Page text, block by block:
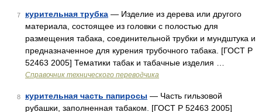
7 курительная трубка — Изделие из дерева или другого
материала, состоящее из головки с полостью для
размещения табака, соединительной трубки и мундштука и
предназначенное для курения трубочного табака. [ГОСТ Р
52463 2005] Тематики табак и табачные изделия …
Справочник технического переводчика
8 курительная часть папиросы — Часть гильзовой
рубашки, заполненная табаком. [ГОСТ Р 52463 2005]